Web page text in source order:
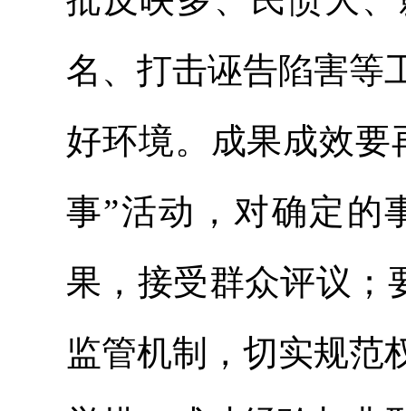
名、打击诬告陷害等
好环境。成果成效要
事”活动，对确定的
果，接受群众评议；
监管机制，切实规范